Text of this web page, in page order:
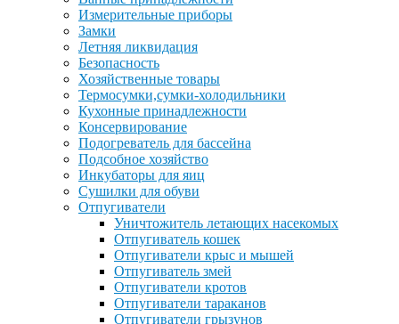
Измерительные приборы
Замки
Летняя ликвидация
Безопасность
Хозяйственные товары
Термосумки,сумки-холодильники
Кухонные принадлежности
Консервирование
Подогреватель для бассейна
Подсобное хозяйство
Инкубаторы для яиц
Сушилки для обуви
Отпугиватели
Уничтожитель летающих насекомых
Отпугиватель кошек
Отпугиватели крыс и мышей
Отпугиватель змей
Отпугиватели кротов
Отпугиватели тараканов
Отпугиватели грызунов